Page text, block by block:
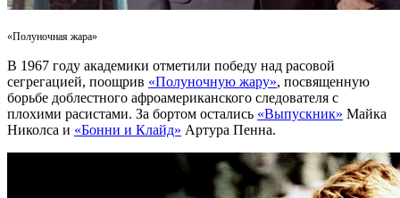
«Полуночная жара»
В 1967 году академики отметили победу над расовой
сегрегацией, поощрив «Полуночную жару», посвященную
борьбе доблестного афроамериканского следователя с
плохими расистами. За бортом остались «Выпускник» Майка
Николса и «Бонни и Клайд» Артура Пенна.